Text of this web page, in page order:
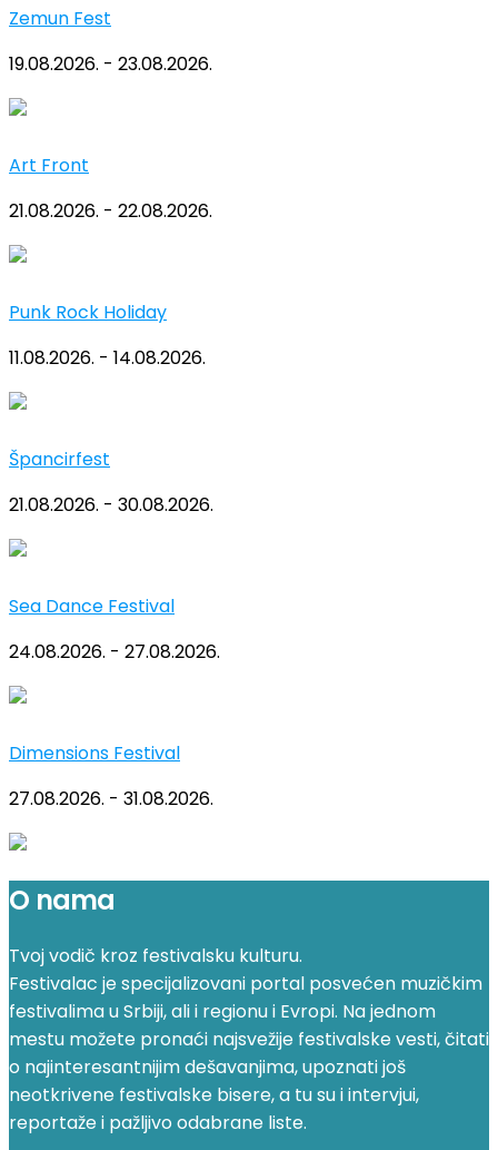
Zemun Fest
19.08.2026. - 23.08.2026.
Art Front
21.08.2026. - 22.08.2026.
Punk Rock Holiday
11.08.2026. - 14.08.2026.
Špancirfest
21.08.2026. - 30.08.2026.
Sea Dance Festival
24.08.2026. - 27.08.2026.
Dimensions Festival
27.08.2026. - 31.08.2026.
O nama
Tvoj vodič kroz festivalsku kulturu.
Festivalac je specijalizovani portal posvećen muzičkim
festivalima u Srbiji, ali i regionu i Evropi. Na jednom
mestu možete pronaći najsvežije festivalske vesti, čitati
o najinteresantnijim dešavanjima, upoznati još
neotkrivene festivalske bisere, a tu su i intervjui,
reportaže i pažljivo odabrane liste.